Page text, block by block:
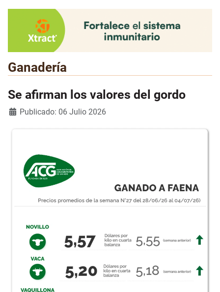
Ganadería
Se afirman los valores del gordo
Detalles
Publicado: 06 Julio 2026